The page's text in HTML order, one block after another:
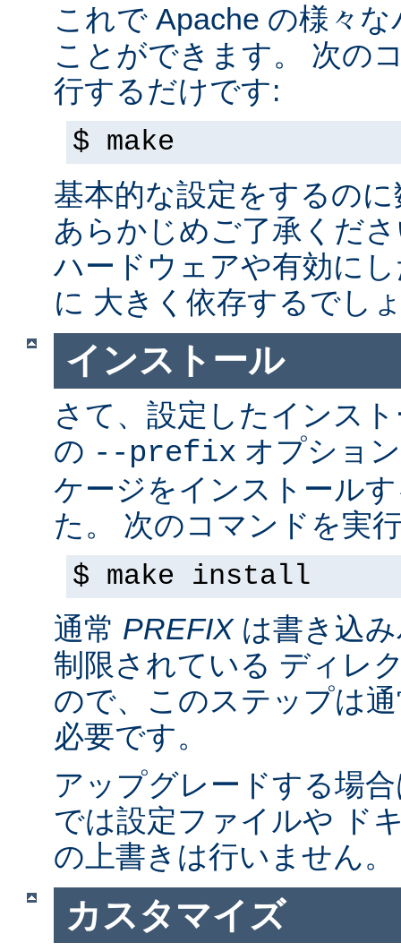
これで Apache の様々
ことができます。 次の
行するだけです:
$ make
基本的な設定をするの
あらかじめご了承くだ
ハードウェアや有効に
に 大きく依存するでし
インストール
さて、設定したインス
の --prefix オプショ
ケージをインストール
た。 次のコマンドを実
$ make install
通常 PREFIXは書き込
制限されている ディレ
ので、このステップは
必要です。
アップグレードする場
では設定ファイルや ド
の上書きは行いません。
カスタマイズ